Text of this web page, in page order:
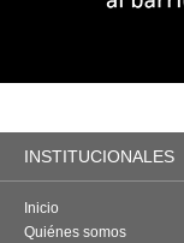
INSTITUCIONALES
Inicio
Quiénes somos